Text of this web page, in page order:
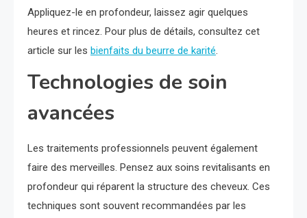
Appliquez-le en profondeur, laissez agir quelques
heures et rincez. Pour plus de détails, consultez cet
article sur les bienfaits du beurre de karité
Technologies de soin
avancées
Les traitements professionnels peuvent également
faire des merveilles. Pensez aux soins revitalisants en
profondeur qui réparent la structure des cheveux. Ces
techniques sont souvent recommandées par les